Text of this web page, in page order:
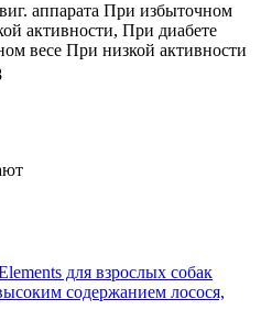
аппарата При избыточном
активности, При диабете
весе При низкой активности
для взрослых собак
содержанием лосося,